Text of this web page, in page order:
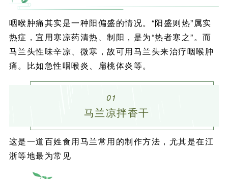
咽喉肿痛其实是一种阳偏盛的情况。“阳盛则热”属实
热症，宜用寒凉药清热、制阳，是为“热者寒之”。而
马兰头性味辛凉、微寒，故可用马兰头来治疗咽喉肿
痛。比如急性咽喉炎、扁桃体炎等。
01
马兰凉拌香干
这是一道百姓食用马兰常用的制作方法，尤其是在江
浙等地最为常见